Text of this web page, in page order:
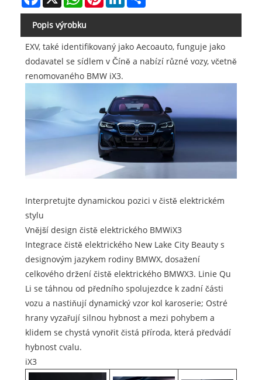
Popis výrobku
EXV, také identifikovaný jako Aecoauto, funguje jako
dodavatel se sídlem v Číně a nabízí různé vozy, včetně
renomovaného BMW iX3.
Interpretujte dynamickou pozici v čistě elektrickém
stylu
Vnější design čistě elektrického BMWiX3
Integrace čistě elektrického New Lake City Beauty s
designovým jazykem rodiny BMWX, dosažení
celkového držení čistě elektrického BMWX3. Linie Qu
Li se táhnou od předního spolujezdce k zadní části
vozu a nastiňují dynamický vzor kol karoserie; Ostré
hrany vyzařují silnou hybnost a mezi pohybem a
klidem se chystá vynořit čistá příroda, která předvádí
hybnost cvalu.
iX3